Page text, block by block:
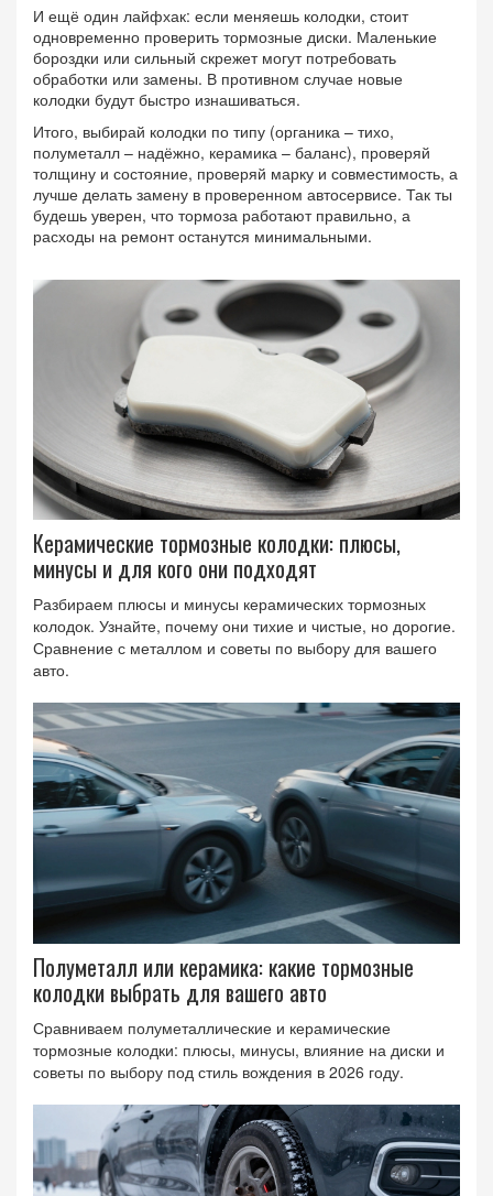
И ещё один лайфхак: если меняешь колодки, стоит
одновременно проверить тормозные диски. Маленькие
бороздки или сильный скрежет могут потребовать
обработки или замены. В противном случае новые
колодки будут быстро изнашиваться.
Итого, выбирай колодки по типу (органика – тихо,
полуметалл – надёжно, керамика – баланс), проверяй
толщину и состояние, проверяй марку и совместимость, а
лучше делать замену в проверенном автосервисе. Так ты
будешь уверен, что тормоза работают правильно, а
расходы на ремонт останутся минимальными.
Керамические тормозные колодки: плюсы,
минусы и для кого они подходят
Разбираем плюсы и минусы керамических тормозных
колодок. Узнайте, почему они тихие и чистые, но дорогие.
Сравнение с металлом и советы по выбору для вашего
авто.
Полуметалл или керамика: какие тормозные
колодки выбрать для вашего авто
Сравниваем полуметаллические и керамические
тормозные колодки: плюсы, минусы, влияние на диски и
советы по выбору под стиль вождения в 2026 году.